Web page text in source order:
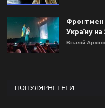
Фронтмен
Україну на
Віталій
ПОПУЛЯРНІ ТЕГИ